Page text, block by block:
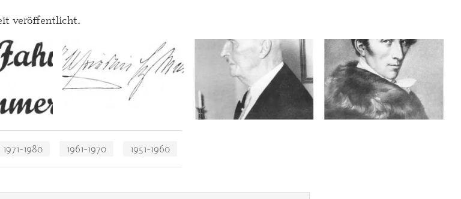
veröffentlicht.
1971-1980 1961-1970 1951-1960